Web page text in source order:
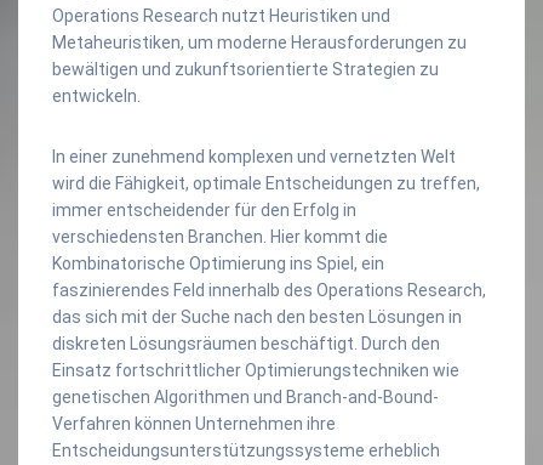
Operations Research nutzt Heuristiken und
Metaheuristiken, um moderne Herausforderungen zu
bewältigen und zukunftsorientierte Strategien zu
entwickeln.
In einer zunehmend komplexen und vernetzten Welt
wird die Fähigkeit, optimale Entscheidungen zu treffen,
immer entscheidender für den Erfolg in
verschiedensten Branchen. Hier kommt die
Kombinatorische Optimierung ins Spiel, ein
faszinierendes Feld innerhalb des Operations Research,
das sich mit der Suche nach den besten Lösungen in
diskreten Lösungsräumen beschäftigt. Durch den
Einsatz fortschrittlicher Optimierungstechniken wie
genetischen Algorithmen und Branch-and-Bound-
Verfahren können Unternehmen ihre
Entscheidungsunterstützungssysteme erheblich